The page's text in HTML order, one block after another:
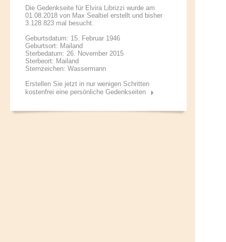
Die Gedenkseite für Elvira Librizzi wurde am
01.08.2018 von Max Sealtiel erstellt und bisher
3.128.823 mal besucht.
Geburtsdatum: 15. Februar 1946
Geburtsort: Mailand
Sterbedatum: 26. November 2015
Sterbeort: Mailand
Sternzeichen: Wassermann
Erstellen Sie jetzt in nur wenigen Schritten
kostenfrei eine persönliche Gedenkseiten